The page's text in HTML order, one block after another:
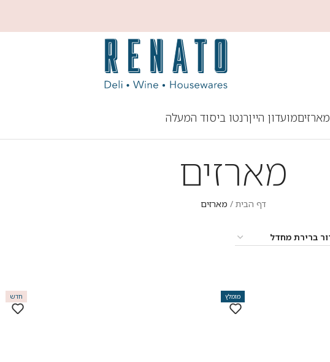
מארזיםמועדון הייןרנטו ביסוד המעלה
מארזים
דף הבית / מארזים
מומלץ חדש